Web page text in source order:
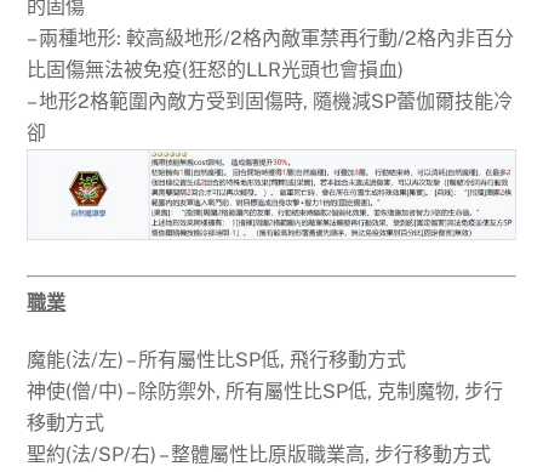
的固傷
– 兩種地形: 較高級地形/2格內敵軍禁再行動/2格內非百分
比固傷無法被免疫(狂怒的LLR光頭也會損血)
– 地形2格範圍內敵方受到固傷時, 隨機減SP蕾伽爾技能冷
卻
職業
魔能(法/左) – 所有屬性比SP低, 飛行移動方式
神使(僧/中) – 除防禦外, 所有屬性比SP低, 克制魔物, 步行
移動方式
聖約(法/SP/右) – 整體屬性比原版職業高, 步行移動方式